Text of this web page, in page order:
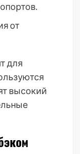
от
для
высокий